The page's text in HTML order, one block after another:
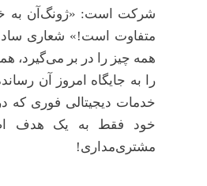
شرکت است: «ژونگ‌آن به
متفاوت است!» شعاری
همه چیز را در بر می‌گیرد،
را به جایگاه امروز آن
خدمات دیجیتالی فوری که
خود فقط به یک هدف
مشتری‌مداری!